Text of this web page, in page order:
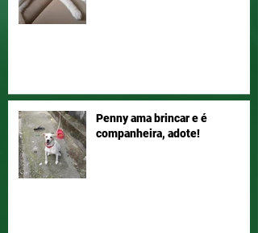
Penny ama brincar e é
companheira, adote!